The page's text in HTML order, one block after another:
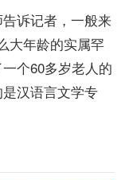
诉记者，一般来
大年龄的实属罕
个60多岁老人的
汉语言文学专